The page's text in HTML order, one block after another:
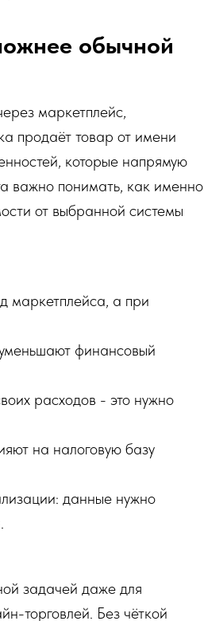
обычной
маркетплейс,
продаёт товар от имени
которые напрямую
важно понимать, как именно
от выбранной системы
маркетплейса, а при
финансовый
расходов - это нужно
на налоговую базу
данные нужно
задачей даже для
торговлей. Без чёткой